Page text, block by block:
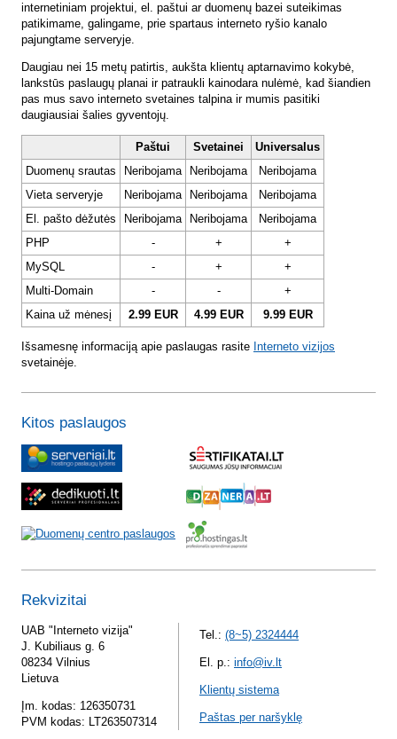
internetiniam projektui, el. paštui ar duomenų bazei suteikimas
patikimame, galingame, prie spartaus interneto ryšio kanalo
pajungtame serveryje.
Daugiau nei 15 metų patirtis, aukšta klientų aptarnavimo kokybė,
lankstūs paslaugų planai ir patraukli kainodara nulėmė, kad šiandien
pas mus savo interneto svetaines talpina ir mumis pasitiki
daugiausiai šalies gyventojų.
Paštui Svetainei
Universalus
Duomenų srautas
Neribojama Neribojama
Neribojama
Vieta serveryje
Neribojama Neribojama
Neribojama
El. pašto dėžutės
Neribojama Neribojama
Neribojama
PHP
- +
+
MySQL
- +
+
Multi-Domain
- -
+
Kaina už mėnesį
2.99 EUR 4.99 EUR 9.99 EUR
Išsamesnę informaciją apie paslaugas rasite Interneto vizijos
svetainėje.
Kitos paslaugos
Rekvizitai
UAB "Interneto vizija"
J. Kubiliaus g. 6
08234 Vilnius
Lietuva
Įm. kodas: 126350731
PVM kodas: LT263507314
Tel.: (8~5) 2324444
El. p.: info@iv.lt
Klientų sistema
Paštas per naršyklę